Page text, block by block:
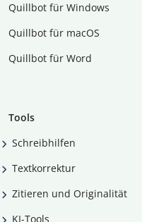
Quillbot für Windows
Quillbot für macOS
Quillbot für Word
Tools
Schreibhilfen
Textkorrektur
Zitieren und Originalität
KI-Tools